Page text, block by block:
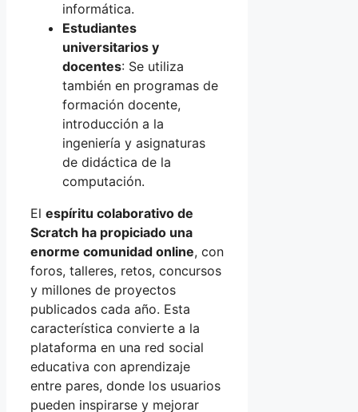
informática.
Estudiantes
universitarios y
docentes: Se utiliza
también en programas de
formación docente,
introducción a la
ingeniería y asignaturas
de didáctica de la
computación.
El espíritu colaborativo de
Scratch ha propiciado una
enorme comunidad online, con
foros, talleres, retos, concursos
y millones de proyectos
publicados cada año. Esta
característica convierte a la
plataforma en una red social
educativa con aprendizaje
entre pares, donde los usuarios
pueden inspirarse y mejorar